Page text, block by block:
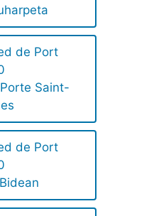
de Port
Saint-
de Port